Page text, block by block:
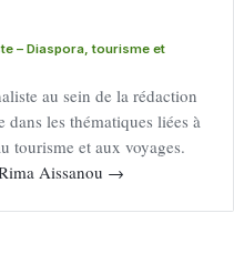
– Diaspora, tourisme et
au sein de la rédaction
les thématiques liées à
tourisme et aux voyages.
Aissanou →